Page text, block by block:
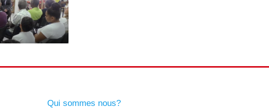
Qui sommes nous?